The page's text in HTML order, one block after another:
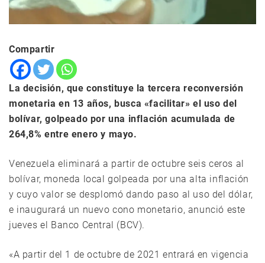
Compartir
La decisión, que constituye la tercera reconversión
monetaria en 13 años, busca «facilitar» el uso del
bolívar, golpeado por una inflación acumulada de
264,8% entre enero y mayo.
Venezuela eliminará a partir de octubre seis ceros al
bolívar, moneda local golpeada por una alta inflación
y cuyo valor se desplomó dando paso al uso del dólar,
e inaugurará un nuevo cono monetario, anunció este
jueves el Banco Central (BCV).
«A partir del 1 de octubre de 2021 entrará en vigencia